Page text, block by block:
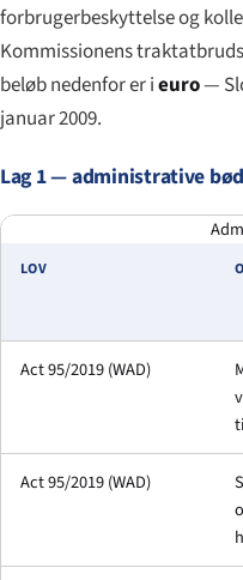
forbrugerbeskyttelse og
Kommissionens
beløb nedenfor er ieuro—
januar 2009.
Lag 1 — administrative
LOV
Act 95/2019 (WAD)
Act 95/2019 (WAD)